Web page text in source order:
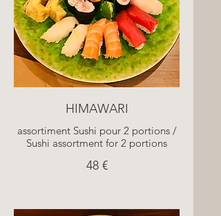
HIMAWARI
assortiment Sushi pour 2 portions /
Sushi assortment for 2 portions
48 €